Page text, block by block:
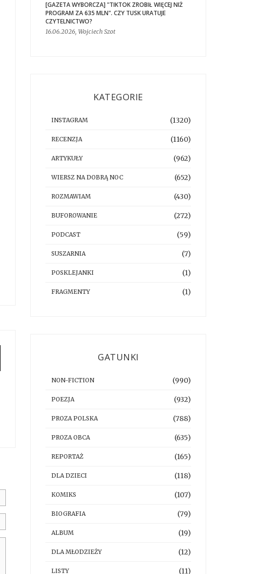
[GAZETA WYBORCZA] "TIKTOK ZROBIŁ WIĘCEJ NIŻ
PROGRAM ZA 635 MLN". CZY TUSK URATUJE
CZYTELNICTWO?
16.06.2026, Wojciech Szot
KATEGORIE
INSTAGRAM (1320)
RECENZJA (1160)
ARTYKUŁY (962)
WIERSZ NA DOBRĄ NOC (652)
ROZMAWIAM (430)
BUFOROWANIE (272)
PODCAST (59)
SUSZARNIA (7)
POSKLEJANKI (1)
FRAGMENTY (1)
GATUNKI
NON-FICTION (990)
POEZJA (932)
PROZA POLSKA (788)
PROZA OBCA (635)
REPORTAŻ (165)
DLA DZIECI (118)
KOMIKS (107)
BIOGRAFIA (79)
ALBUM (19)
DLA MŁODZIEŻY (12)
LISTY (11)